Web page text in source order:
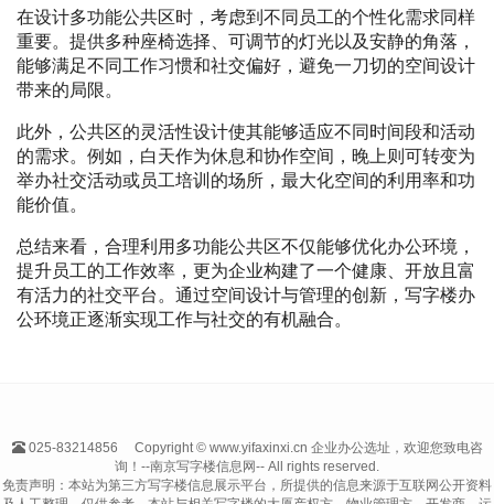
在设计多功能公共区时，考虑到不同员工的个性化需求同样
重要。提供多种座椅选择、可调节的灯光以及安静的角落，
能够满足不同工作习惯和社交偏好，避免一刀切的空间设计
带来的局限。
此外，公共区的灵活性设计使其能够适应不同时间段和活动
的需求。例如，白天作为休息和协作空间，晚上则可转变为
举办社交活动或员工培训的场所，最大化空间的利用率和功
能价值。
总结来看，合理利用多功能公共区不仅能够优化办公环境，
提升员工的工作效率，更为企业构建了一个健康、开放且富
有活力的社交平台。通过空间设计与管理的创新，写字楼办
公环境正逐渐实现工作与社交的有机融合。
025-83214856
Copyright © www.yifaxinxi.cn 企业办公选址，欢迎您致电咨
询！--南京写字楼信息网-- All rights reserved.
免责声明：本站为第三方写字楼信息展示平台，所提供的信息来源于互联网公开资料